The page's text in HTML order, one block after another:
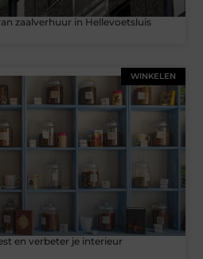
zaalverhuur in Hellevoetsluis
WINKELEN
en verbeter je interieur